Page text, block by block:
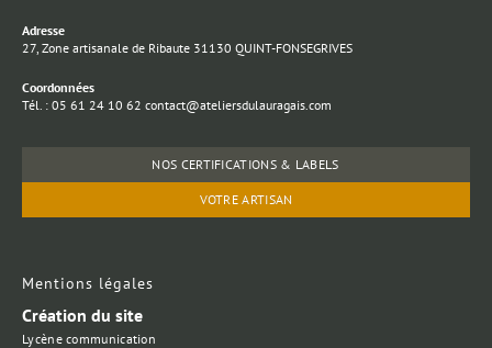
Adresse
27, Zone artisanale de Ribaute 31130 QUINT-FONSEGRIVES
Coordonnées
Tél. : 05 61 24 10 62 contact@ateliersdulauragais.com
NOS CERTIFICATIONS & LABELS
VOTRE ARTISAN
Mentions légales
Lycène communication
Création du site